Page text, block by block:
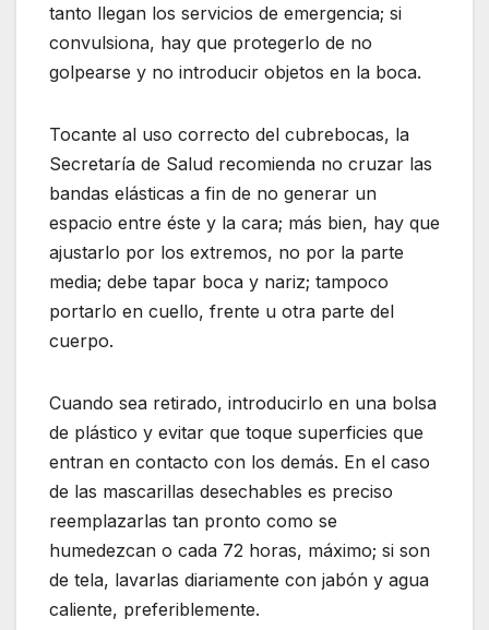
tanto llegan los servicios de emergencia; si
convulsiona, hay que protegerlo de no
golpearse y no introducir objetos en la boca.
Tocante al uso correcto del cubrebocas, la
Secretaría de Salud recomienda no cruzar las
bandas elásticas a fin de no generar un
espacio entre éste y la cara; más bien, hay que
ajustarlo por los extremos, no por la parte
media; debe tapar boca y nariz; tampoco
portarlo en cuello, frente u otra parte del
cuerpo.
Cuando sea retirado, introducirlo en una bolsa
de plástico y evitar que toque superficies que
entran en contacto con los demás. En el caso
de las mascarillas desechables es preciso
reemplazarlas tan pronto como se
humedezcan o cada 72 horas, máximo; si son
de tela, lavarlas diariamente con jabón y agua
caliente, preferiblemente.